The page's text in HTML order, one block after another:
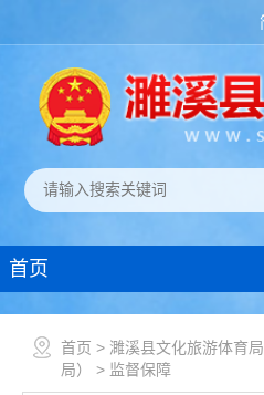
首页
首页 > 濉溪县文化旅游体育
局）
> 监督保障